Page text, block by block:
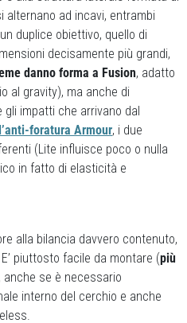
alternano ad incavi, entrambi
duplice obiettivo, quello di
decisamente più grandi,
danno forma a Fusion, adatto
al gravity), ma anche di
impatti che arrivano dal
foratura Armour, i due
(Lite influisce poco o nulla
in fatto di elasticità e
alla bilancia davvero contenuto,
. E’ piuttosto facile da montare (più
anche se è necessario
interno del cerchio e anche